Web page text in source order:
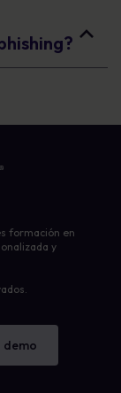
formación en
y
demo